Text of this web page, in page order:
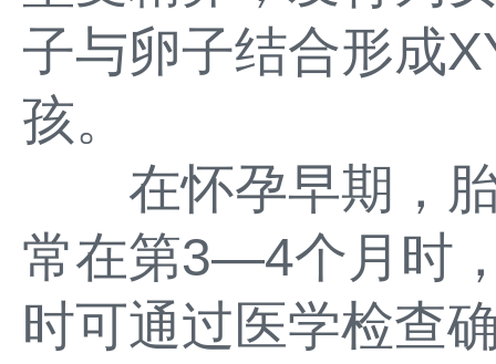
子与卵子结合形成
孩。
在怀孕早期，胎
常在第3—4个月时
时可通过医学检查